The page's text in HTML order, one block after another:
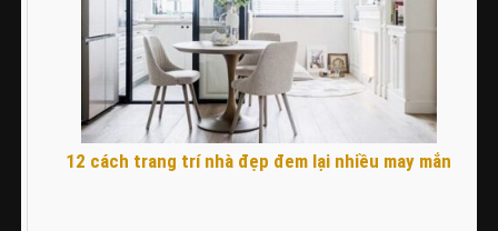
12 cách trang trí nhà đẹp đem lại nhiều may mắn